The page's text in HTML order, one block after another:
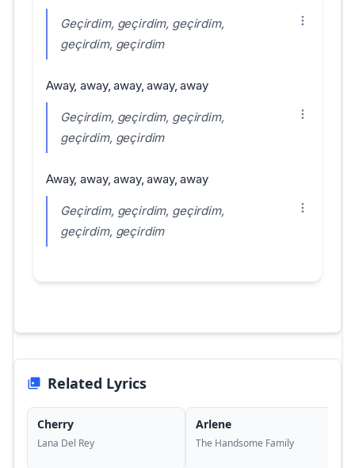
Geçirdim, geçirdim, geçirdim,
geçirdim, geçirdim
Away, away, away, away, away
Geçirdim, geçirdim, geçirdim,
geçirdim, geçirdim
Away, away, away, away, away
Geçirdim, geçirdim, geçirdim,
geçirdim, geçirdim
Related Lyrics
Cherry
Lana Del Rey
Arlene
The Handsome Family